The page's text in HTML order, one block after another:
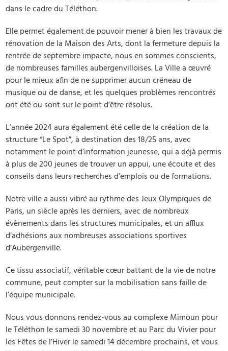
dans le cadre du Téléthon.
Elle permet également de pouvoir mener à bien les travaux de
rénovation de la Maison des Arts, dont la fermeture depuis la
rentrée de septembre impacte, nous en sommes conscients,
de nombreuses familles aubergenvilloises. La Ville a œuvré
pour le mieux afin de ne supprimer aucun créneau de
musique ou de danse, et les quelques problèmes rencontrés
ont été ou sont sur le point d’être résolus.
L’année 2024 aura également été celle de la création de la
structure “Le Spot”, à destination des 18/25 ans, avec
notamment le point d’information jeunesse, qui a déjà permis
à plus de 200 jeunes de trouver un appui, une écoute et des
conseils dans leurs recherches d’emplois ou de formations.
Notre ville a aussi vibré au rythme des Jeux Olympiques de
Paris, un siècle après les derniers, avec de nombreux
évènements dans les structures municipales, et un afflux
d’adhésions aux nombreuses associations sportives
d’Aubergenville.
Ce tissu associatif, véritable cœur battant de la vie de notre
commune, peut compter sur la mobilisation sans faille de
l’équipe municipale.
Nous vous donnons rendez-vous au complexe Mimoun pour
le Téléthon le samedi 30 novembre et au Parc du Vivier pour
les Fêtes de l’Hiver le samedi 14 décembre prochains, et vous